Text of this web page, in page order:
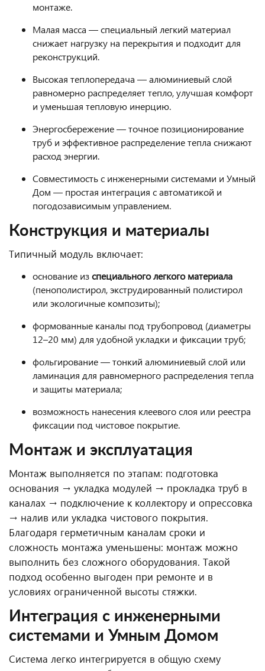
монтаже.
Малая масса — специальный легкий материал
снижает нагрузку на перекрытия и подходит для
реконструкций.
Высокая теплопередача — алюминиевый слой
равномерно распределяет тепло, улучшая комфорт
и уменьшая тепловую инерцию.
Энергосбережение — точное позиционирование
труб и эффективное распределение тепла снижают
расход энергии.
Совместимость с инженерными системами и Умный
Дом — простая интеграция с автоматикой и
погодозависимым управлением.
Конструкция и материалы
Типичный модуль включает:
основание изспециального легкого материала
(пенополистирол, экструдированный полистирол
или экологичные композиты);
формованные каналы под трубопровод (диаметры
12–20 мм) для удобной укладки и фиксации труб;
фольгирование — тонкий алюминиевый слой или
ламинация для равномерного распределения тепла
и защиты материала;
возможность нанесения клеевого слоя или реестра
фиксации под чистовое покрытие.
Монтаж и эксплуатация
Монтаж выполняется по этапам: подготовка
основания → укладка модулей → прокладка труб в
каналах → подключение к коллектору и опрессовка
→ налив или укладка чистового покрытия.
Благодаря герметичным каналам сроки и
сложность монтажа уменьшены: монтаж можно
выполнить без сложного оборудования. Такой
подход особенно выгоден при ремонте и в
условиях ограниченной высоты стяжки.
Интеграция с инженерными
системами и Умным Домом
Система легко интегрируется в общую схему